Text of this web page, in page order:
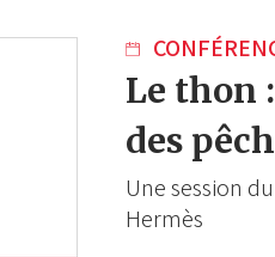
Le thon
des
Une session
Hermès